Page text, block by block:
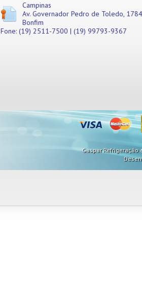
Campinas
Av. Governador Pedro de Toledo,
Bonfim
Fone: (19) 2511-7500 | (19) 99793-9367
Gaspar Refrigeração